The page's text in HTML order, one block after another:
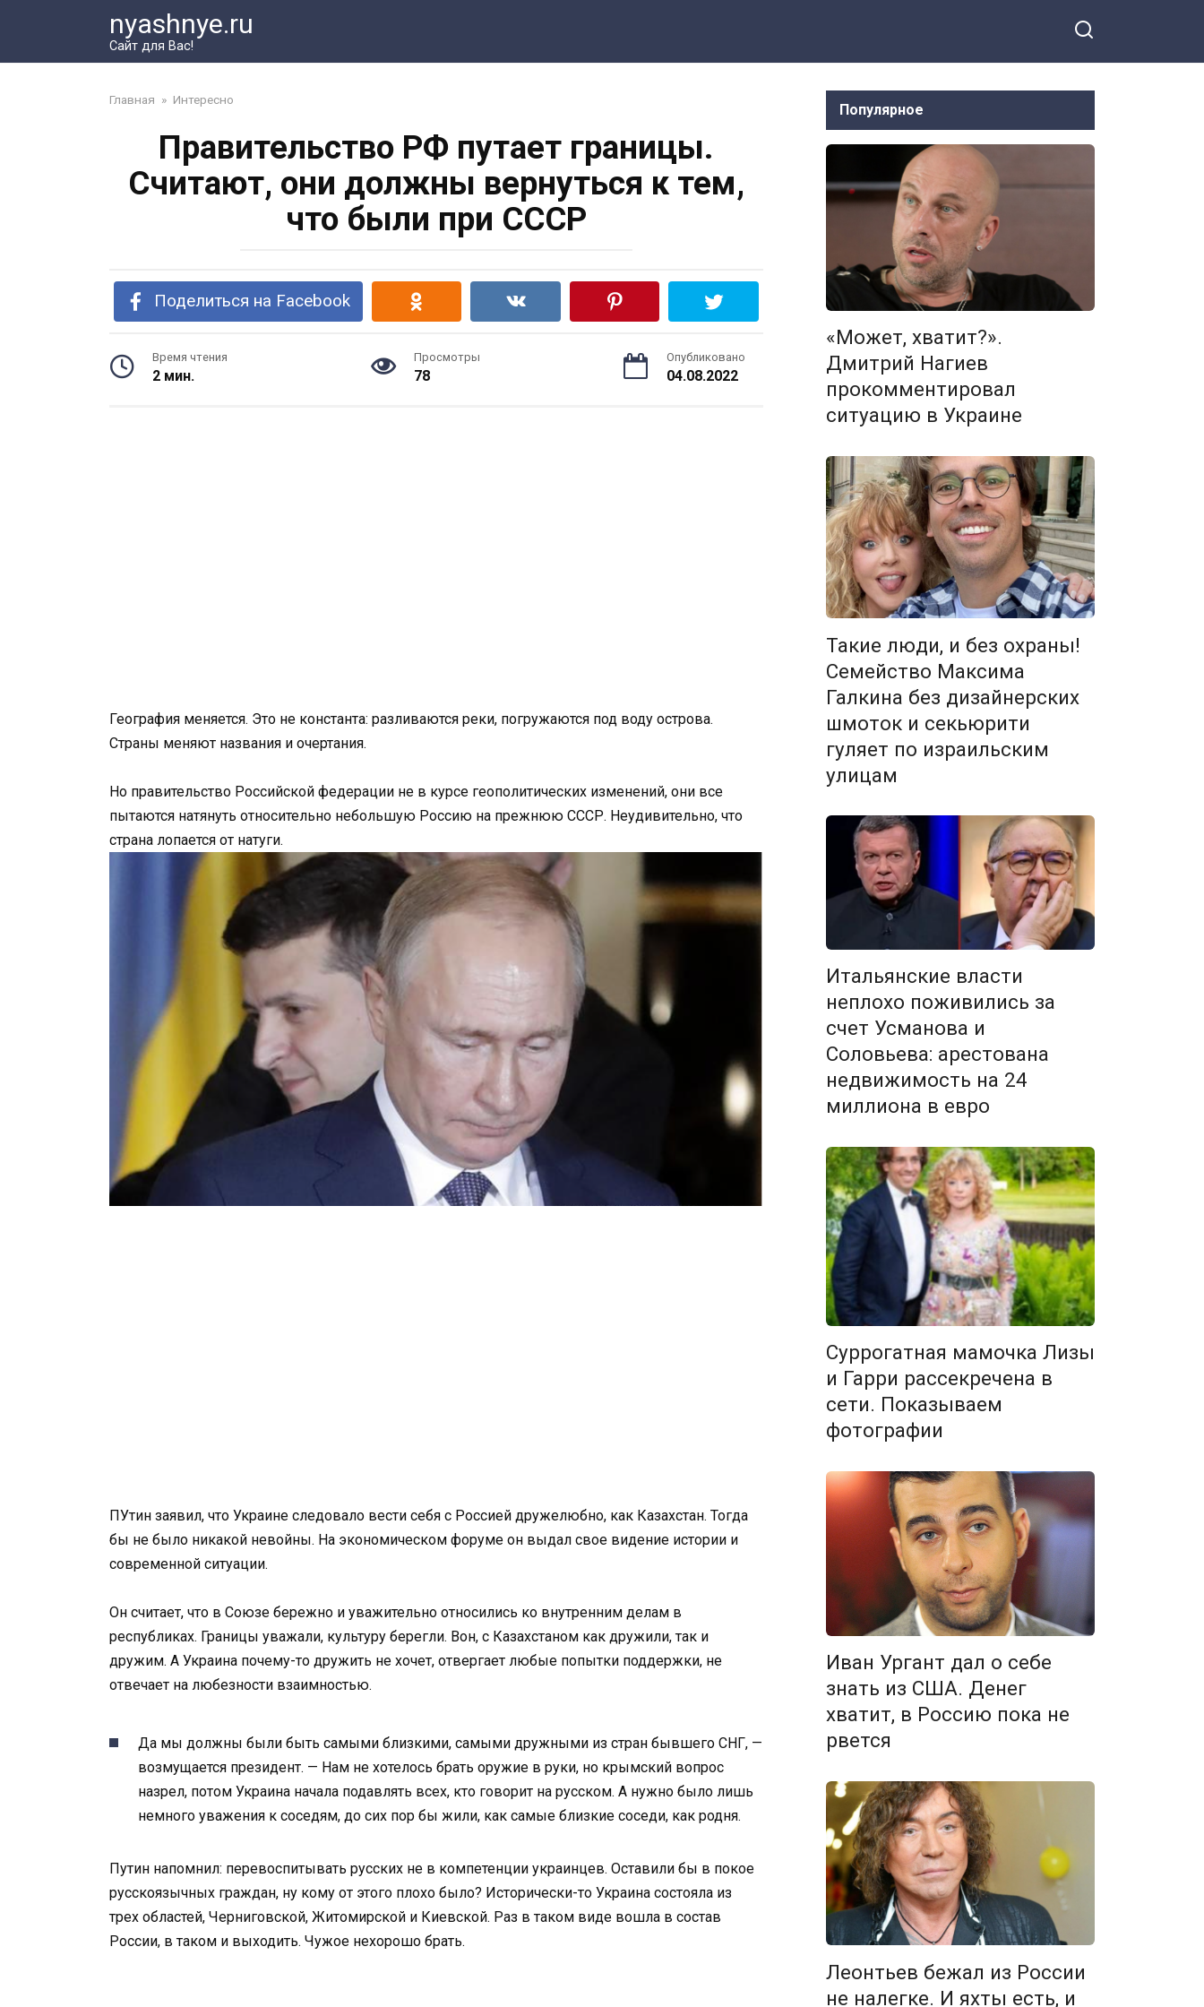
nyashnye.ru
Сайт для Вас!
Главная » Интересно
Правительство РФ путает границы.
Считают, они должны вернуться к тем,
что были при СССР
Поделиться на Facebook
Время чтения
2 мин.
Просмотры
78
Опубликовано
04.08.2022
География меняется. Это не константа: разливаются реки, погружаются под воду острова.
Страны меняют названия и очертания.
Но правительство Российской федерации не в курсе геополитических изменений, они все
пытаются натянуть относительно небольшую Россию на прежнюю СССР. Неудивительно, что
страна лопается от натуги.
ПУтин заявил, что Украине следовало вести себя с Россией дружелюбно, как Казахстан. Тогда
бы не было никакой невойны. На экономическом форуме он выдал свое видение истории и
современной ситуации.
Он считает, что в Союзе бережно и уважительно относились ко внутренним делам в
республиках. Границы уважали, культуру берегли. Вон, с Казахстаном как дружили, так и
дружим. А Украина почему-то дружить не хочет, отвергает любые попытки поддержки, не
отвечает на любезности взаимностью.
Да мы должны были быть самыми близкими, самыми дружными из стран бывшего СНГ, —
возмущается президент. — Нам не хотелось брать оружие в руки, но крымский вопрос
назрел, потом Украина начала подавлять всех, кто говорит на русском. А нужно было лишь
немного уважения к соседям, до сих пор бы жили, как самые близкие соседи, как родня.
Путин напомнил: перевоспитывать русских не в компетенции украинцев. Оставили бы в покое
русскоязычных граждан, ну кому от этого плохо было? Исторически-то Украина состояла из
трех областей, Черниговской, Житомирской и Киевской. Раз в таком виде вошла в состав
России, в таком и выходить. Чужое нехорошо брать.
Популярное
«Может, хватит?».
Дмитрий Нагиев
прокомментировал
ситуацию в Украине
Такие люди, и без охраны!
Семейство Максима
Галкина без дизайнерских
шмоток и секьюрити
гуляет по израильским
улицам
Итальянские власти
неплохо поживились за
счет Усманова и
Соловьева: арестована
недвижимость на 24
миллиона в евро
Суррогатная мамочка Лизы
и Гарри рассекречена в
сети. Показываем
фотографии
Иван Ургант дал о себе
знать из США. Денег
хватит, в Россию пока не
рвется
Леонтьев бежал из России
не налегке. И яхты есть, и